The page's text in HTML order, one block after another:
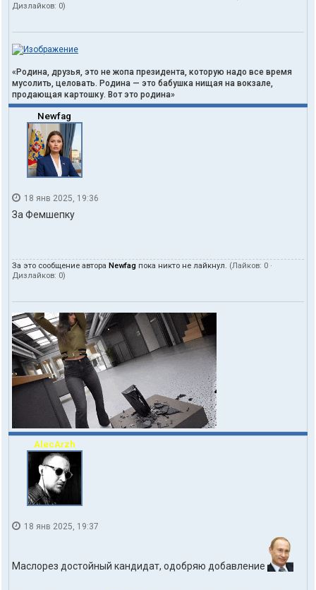
Дизлайков: 0)
«Родина, друзья, это не жопа президента, которую надо все время
мусолить, целовать. Родина — это бабушка нищая на вокзале,
продающая картошку. Вот это родина»
Newfag
18 янв 2025, 19:36
За Фемшепку
За это сообщение автора Newfag пока никто не лайкнул. (Лайков: 0 ·
Дизлайков: 0)
AlecArzh
18 янв 2025, 19:37
Маслорез достойный кандидат, одобряю добавление